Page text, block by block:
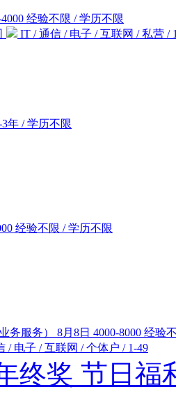
经验不限 / 学历不限
IT / 通信 / 电子 / 互联网 / 私营 /
3年 / 学历不限
经验不限 / 学历不限
务服务） 8月8日 4000-8000 经验
/ 电子 / 互联网 / 个体户 / 1-49
终奖 节日福